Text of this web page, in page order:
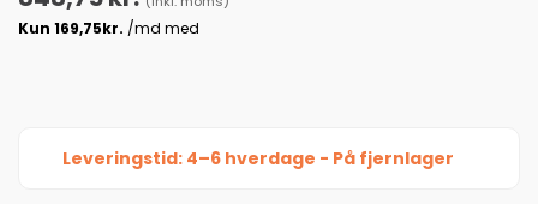
Leveringstid: 4–6 hverdage - På fjernlager